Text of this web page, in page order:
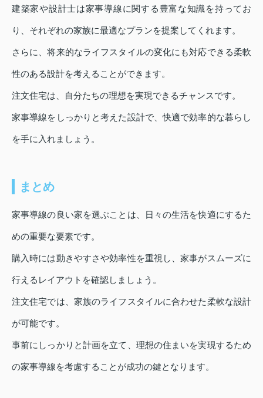
建築家や設計士は家事導線に関する豊富な知識を持ってお
り、それぞれの家族に最適なプランを提案してくれます。
さらに、将来的なライフスタイルの変化にも対応できる柔軟
性のある設計を考えることができます。
注文住宅は、自分たちの理想を実現できるチャンスです。
家事導線をしっかりと考えた設計で、快適で効率的な暮らし
を手に入れましょう。
まとめ
家事導線の良い家を選ぶことは、日々の生活を快適にするた
めの重要な要素です。
購入時には動きやすさや効率性を重視し、家事がスムーズに
行えるレイアウトを確認しましょう。
注文住宅では、家族のライフスタイルに合わせた柔軟な設計
が可能です。
事前にしっかりと計画を立て、理想の住まいを実現するため
の家事導線を考慮することが成功の鍵となります。